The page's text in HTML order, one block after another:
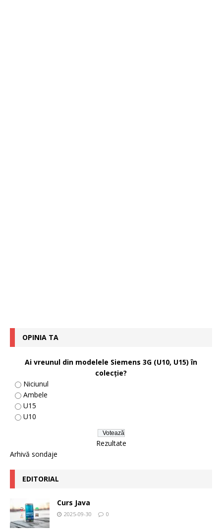
OPINIA TA
Ai vreunul din modelele Siemens 3G (U10, U15) în
colecţie?
Niciunul
Ambele
U15
U10
Rezultate
Arhivă sondaje
EDITORIAL
Curs Java
2025-09-30 0